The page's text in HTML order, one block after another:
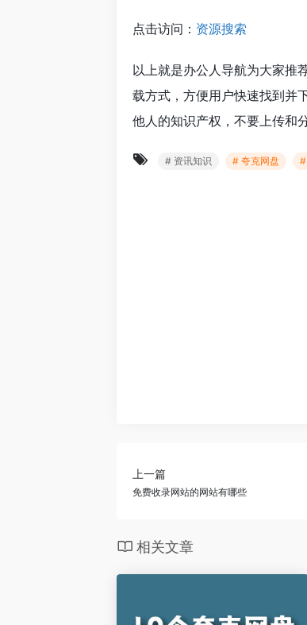
点击访问： 资源搜索
以上就是办公人导航为大家推
载方式，方便用户快速找到并
他人的知识产权，不要上传和
# 资讯知识 # 夸克网盘 #
上一篇
免费收录网站的网站有哪些
相关文章